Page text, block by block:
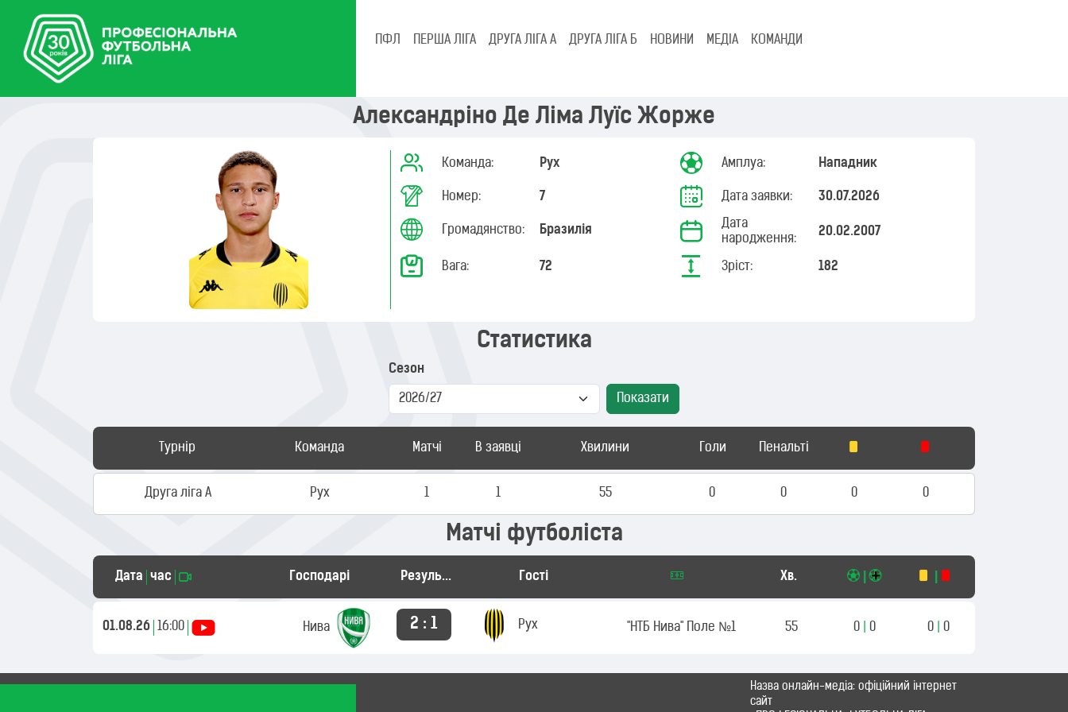
ПФЛ ПЕРША ЛІГА ДРУГА ЛІГА А ДРУГА ЛІГА Б НОВИНИ МЕДІА КОМАНДИ
Александріно Де Ліма Луїс Жорже
Команда: Рух Амплуа: Нападник
Номер: 7 Дата заявки: 30.07.2026
Громадянство: Бразилія
Дата
народження:
20.02.2007
Вага: 72 Зріст: 182
Статистика
Сезон
Показати
Турнір Команда Матчі В заявці Хвилини Голи Пенальті
Друга ліга А Рух 1 1 55 0 0 0 0
Матчі футболіста
Дата час Господарі Результат Гості Хв.
01.08.26 16:00 Нива 2 : 1 Рух "НТБ Нива" Поле №1 55 0 0 0 0
Назва онлайн-медіа: офіційний інтернет
сайт